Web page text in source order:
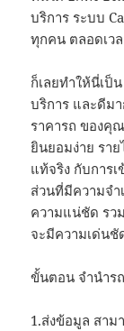
บริการ ระบบ
ทุกคน ตลอดเว
ก็เลยทำให้นี่เป็
บริการ และดีม
ราคารถ ของคุ
ยินยอมง่าย รา
แท้จริง กับการ
ส่วนที่มีความจ
ความแน่ชัด รว
จะมีความเด่น
ขั้นตอน จำนำร
1.ส่งข้อมูล สาม